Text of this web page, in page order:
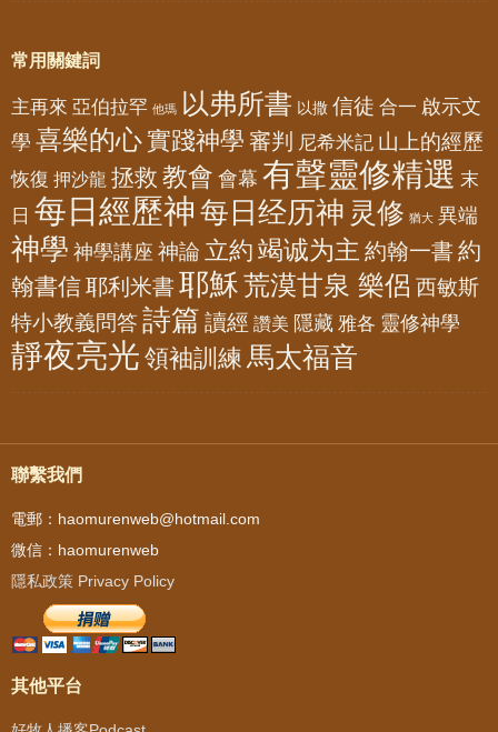
常用關鍵詞
主再來 亞伯拉罕 他瑪 以弗所書 以撒 信徒 合一 啟示文
學 喜樂的心實踐神學 審判 尼希米記 山上的經歷
恢復 押沙龍 拯救 教會 會幕 有聲靈修精選 末
日 每日經歷神 每日经历神 灵修 猶大 異端
神學 神學講座 神論 立約 竭诚为主 約翰一書 約
翰書信耶利米書 耶穌荒漠甘泉 樂侶 西敏斯
特小教義問答詩篇 讀經 讚美 隱藏 雅各 靈修神學
靜夜亮光 領袖訓練 馬太福音
聯繫我們
電郵：haomurenweb@hotmail.com
微信：haomurenweb
隱私政策 Privacy Policy
其他平台